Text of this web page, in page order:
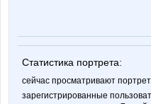
Статистика портрета:
сейчас просматривают
зарегистрированные